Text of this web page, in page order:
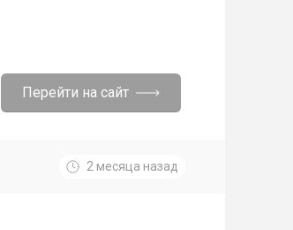
Перейти на сайт
2 месяца назад